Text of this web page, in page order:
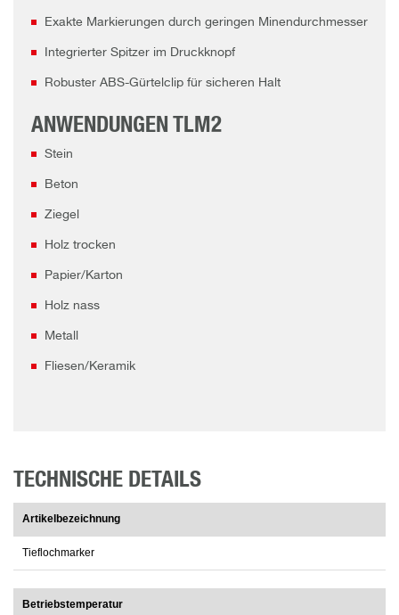
Exakte Markierungen durch geringen Minendurchmesser
Integrierter Spitzer im Druckknopf
Robuster ABS-Gürtelclip für sicheren Halt
ANWENDUNGEN TLM2
Stein
Beton
Ziegel
Holz trocken
Papier/Karton
Holz nass
Metall
Fliesen/Keramik
TECHNISCHE DETAILS
Artikelbezeichnung
Tieflochmarker
Betriebstemperatur